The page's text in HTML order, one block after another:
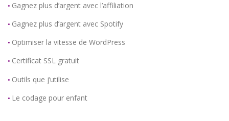
• Gagnez plus d’argent avec l’affiliation
• Gagnez plus d’argent avec Spotify
• Optimiser la vitesse de WordPress
• Certificat SSL gratuit
• Outils que j’utilise
• Le codage pour enfant